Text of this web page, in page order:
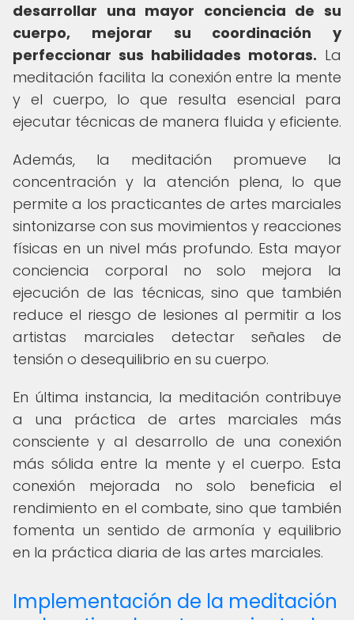
desarrollar una mayor conciencia de su
cuerpo, mejorar su coordinación y
perfeccionar sus habilidades motoras. La
meditación facilita la conexión entre la mente
y el cuerpo, lo que resulta esencial para
ejecutar técnicas de manera fluida y eficiente.
Además, la meditación promueve la
concentración y la atención plena, lo que
permite a los practicantes de artes marciales
sintonizarse con sus movimientos y reacciones
físicas en un nivel más profundo. Esta mayor
conciencia corporal no solo mejora la
ejecución de las técnicas, sino que también
reduce el riesgo de lesiones al permitir a los
artistas marciales detectar señales de
tensión o desequilibrio en su cuerpo.
En última instancia, la meditación contribuye
a una práctica de artes marciales más
consciente y al desarrollo de una conexión
más sólida entre la mente y el cuerpo. Esta
conexión mejorada no solo beneficia el
rendimiento en el combate, sino que también
fomenta un sentido de armonía y equilibrio
en la práctica diaria de las artes marciales.
Implementación de la meditación